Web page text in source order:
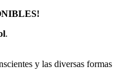
.
y las diversas formas